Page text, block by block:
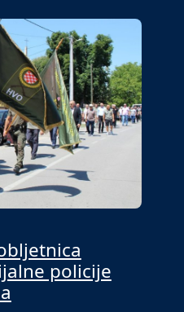
policije